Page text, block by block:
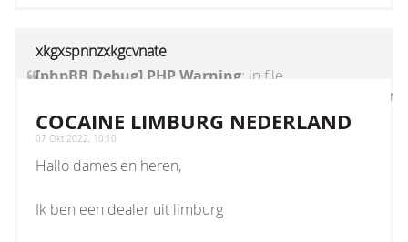
xkgxspnnzxkgcvnate
[phpBB Debug] PHP Warning: in file
[ROOT]/vendor/twig/twig/lib/Twig/Extension/
on line1236:count(): Parameter must be an
array or an object that implements Countable
COCAINE LIMBURG NEDERLAND
07 Okt 2022, 10:10
Hallo dames en heren,
Ik ben een dealer uit limburg